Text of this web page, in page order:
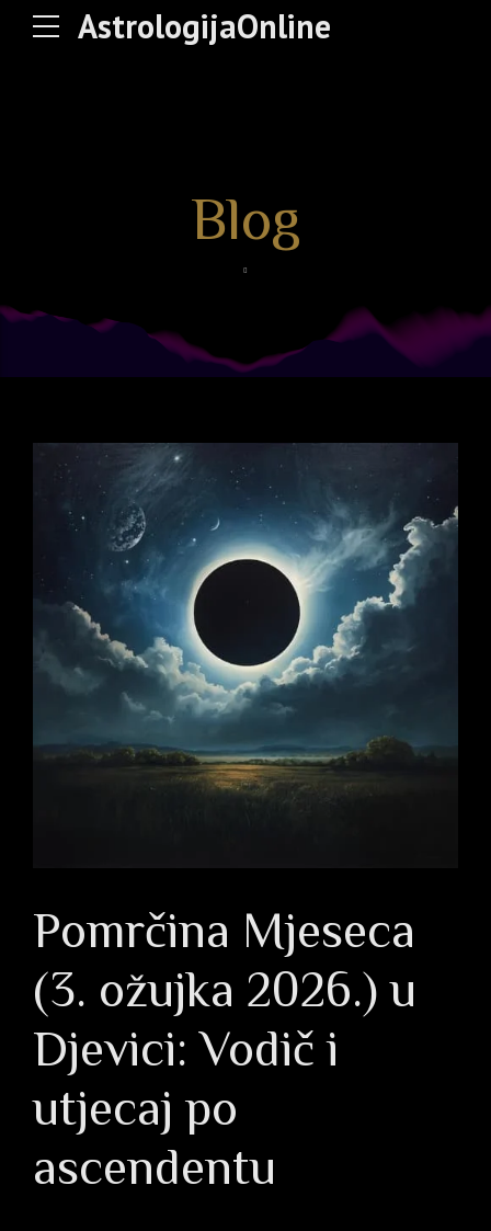
AstrologijaOnline
Blog
Pomrčina Mjeseca
(3. ožujka 2026.) u
Djevici: Vodič i
utjecaj po
ascendentu